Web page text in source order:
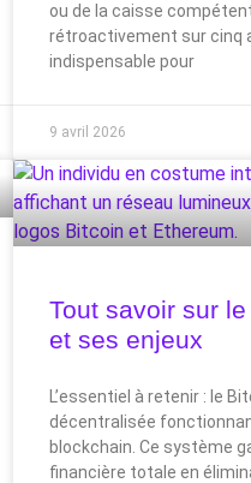
ou de la caisse
rétroactivement sur cinq
indispensable pour
9 avril 2026
Tout savoir sur
et ses enjeux
L’essentiel à retenir : le
décentralisée
blockchain. Ce système
financière totale en